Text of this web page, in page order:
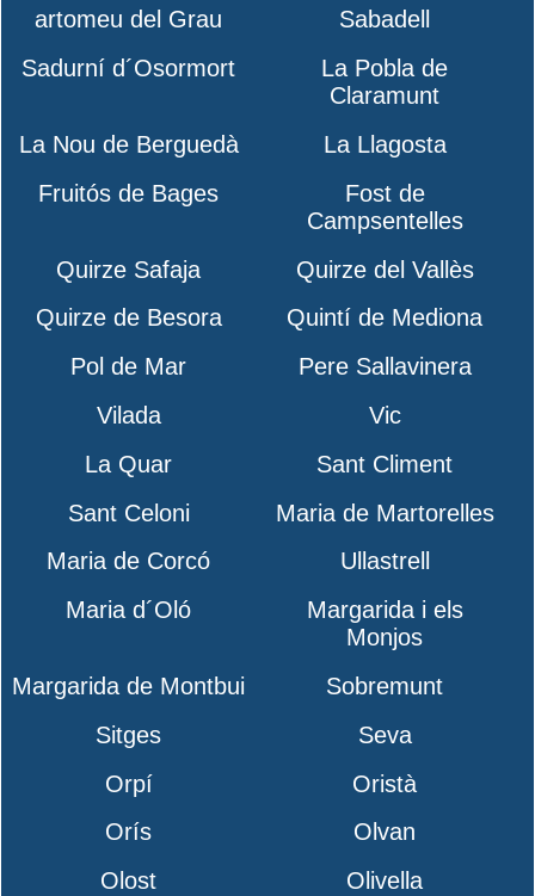
artomeu del Grau
Sabadell
Sadurní d´Osormort
La Pobla de
Claramunt
La Nou de Berguedà
La Llagosta
Fruitós de Bages
Fost de
Campsentelles
Quirze Safaja
Quirze del Vallès
Quirze de Besora
Quintí de Mediona
Pol de Mar
Pere Sallavinera
Vilada
Vic
La Quar
Sant Climent
Sant Celoni
Maria de Martorelles
Maria de Corcó
Ullastrell
Maria d´Oló
Margarida i els
Monjos
Margarida de Montbui
Sobremunt
Sitges
Seva
Orpí
Oristà
Orís
Olvan
Olost
Olivella